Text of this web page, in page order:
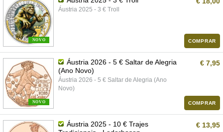
NOVO
Áustria 2025 - 3 € Troll
COMPRAR
NOVO
Áustria 2026 - 5 € Saltar de Alegria
(Ano Novo)
Áustria 2026 - 5 € Saltar de Alegria (Ano
Novo)
€ 7,95
COMPRAR
Áustria 2025 - 10 € Trajes
€ 13,95